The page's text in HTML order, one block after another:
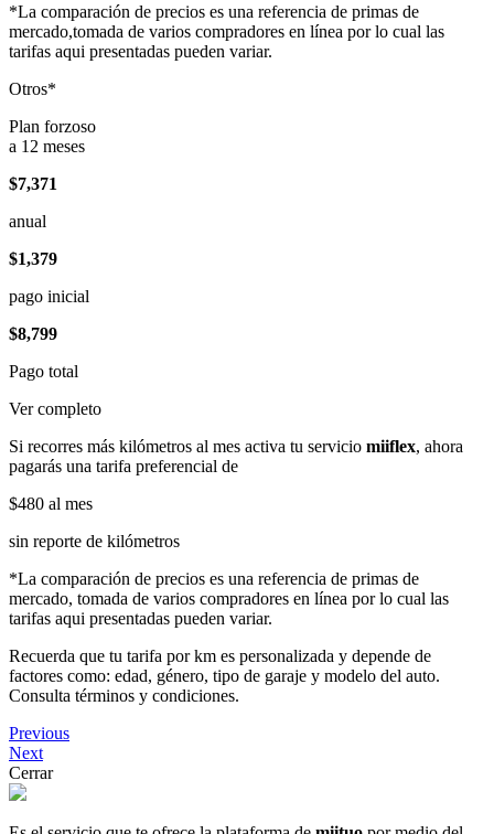
*La comparación de precios es una referencia de primas de
mercado,tomada de varios compradores en línea por lo cual las
tarifas aqui presentadas pueden variar.
Otros*
Plan forzoso
a 12 meses
$7,371
anual
$1,379
pago inicial
$8,799
Pago total
Ver completo
Si recorres más kilómetros al mes activa tu servicio miiflex, ahora
pagarás una tarifa preferencial de
$480 al mes
sin reporte de kilómetros
*La comparación de precios es una referencia de primas de
mercado, tomada de varios compradores en línea por lo cual las
tarifas aqui presentadas pueden variar.
Recuerda que tu tarifa por km es personalizada y depende de
factores como: edad, género, tipo de garaje y modelo del auto.
Consulta términos y condiciones.
Previous
Next
Cerrar